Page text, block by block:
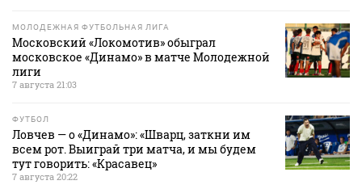
МОЛОДЕЖНАЯ ФУТБОЛЬНАЯ ЛИГА
Московский «Локомотив» обыграл
московское «Динамо» в матче Молодежной
лиги
7 августа 21:03
ФУТБОЛ
Ловчев — о «Динамо»: «Шварц, заткни им
всем рот. Выиграй три матча, и мы будем
тут говорить: «Красавец»
7 августа 20:22